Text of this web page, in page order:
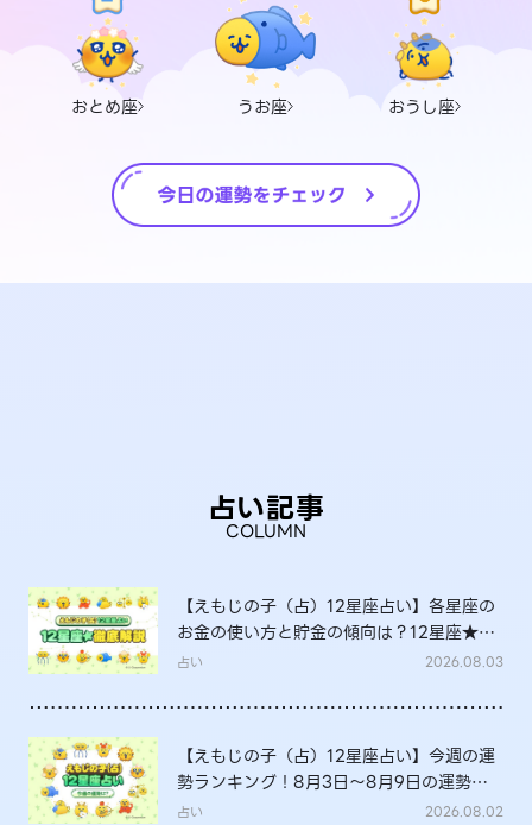
おとめ座 うお座 おうし座
占い記事
COLUMN
【えもじの子（占）12星座占い】各星座の
お金の使い方と貯金の傾向は？12星座★徹
底解説
占い 2026.08.03
【えもじの子（占）12星座占い】今週の運
勢ランキング！8月3日～8月9日の運勢
は？
占い 2026.08.02